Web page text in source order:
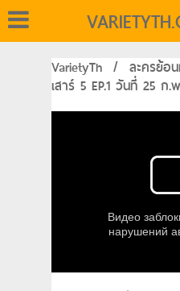
VarietyTh / ละครย้อ
เสาร์ 5 EP.1 วันที่ 25 ก